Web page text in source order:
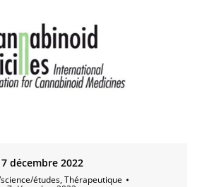
décembre 2022
études,Thérapeutique